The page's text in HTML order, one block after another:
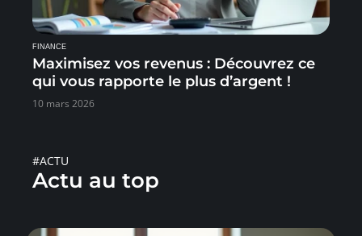
FINANCE
Maximisez vos revenus : Découvrez ce
qui vous rapporte le plus d’argent !
10 mars 2026
#ACTU
Actu au top